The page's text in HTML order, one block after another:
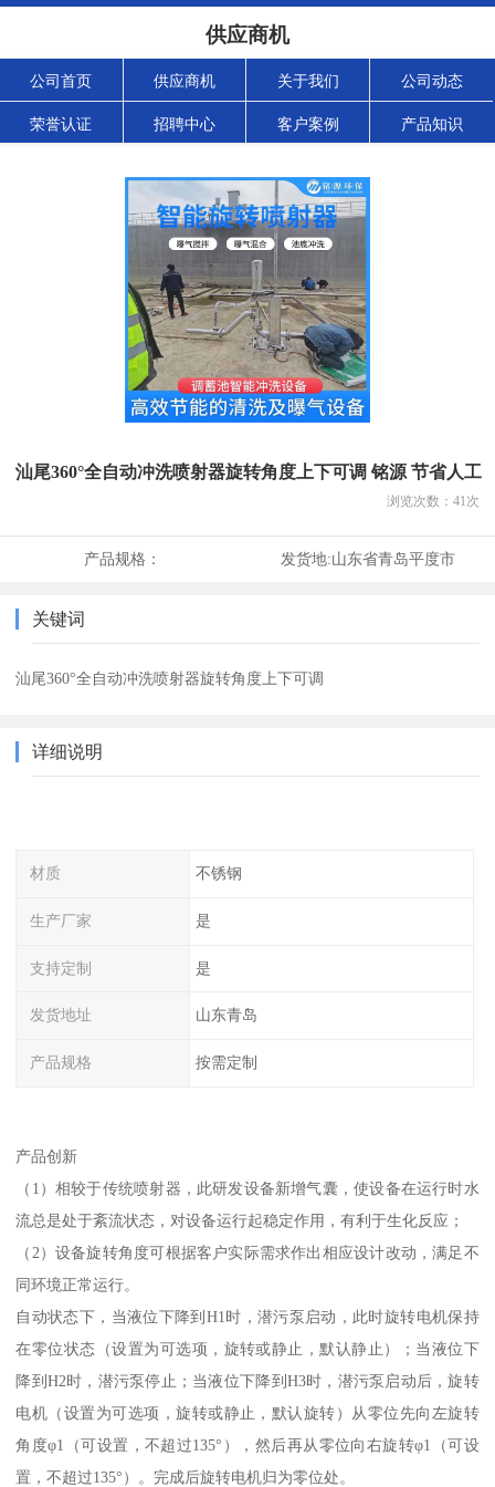
供应商机
公司首页 供应商机 关于我们 公司动态
荣誉认证 招聘中心 客户案例 产品知识
汕尾360°全自动冲洗喷射器旋转角度上下可调 铭源 节省人工
浏览次数： 41次
产品规格： 发货地:山东省青岛平度市
关键词
汕尾360°全自动冲洗喷射器旋转角度上下可调
详细说明
材质 不锈钢
生产厂家 是
支持定制 是
发货地址 山东青岛
产品规格 按需定制
产品创新
（1）相较于传统喷射器，此研发设备新增气囊，使设备在运行时水
流总是处于紊流状态，对设备运行起稳定作用，有利于生化反应；
（2）设备旋转角度可根据客户实际需求作出相应设计改动，满足不
同环境正常运行。
自动状态下，当液位下降到H1时，潜污泵启动，此时旋转电机保持
在零位状态（设置为可选项，旋转或静止，默认静止）；当液位下
降到H2时，潜污泵停止；当液位下降到H3时，潜污泵启动后，旋转
电机（设置为可选项，旋转或静止，默认旋转）从零位先向左旋转
角度φ1（可设置，不超过135°），然后再从零位向右旋转φ1（可设
置，不超过135°）。完成后旋转电机归为零位处。